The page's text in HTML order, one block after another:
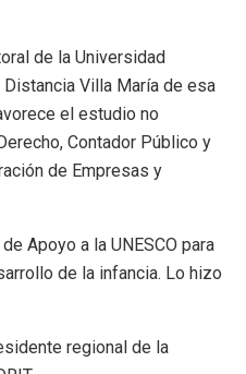
de la Universidad
Villa María de esa
el estudio no
Contador Público y
de Empresas y
Apoyo a la UNESCO para
de la infancia. Lo hizo
regional de la